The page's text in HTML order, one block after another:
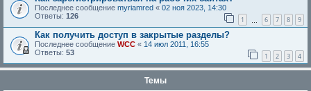
Последнее сообщение myriamred « 02 ноя 2023, 14:30
Ответы: 126 1 6 7 8 9
Как получить доступ в закрытые разделы?
Последнее сообщение WCC « 14 июл 2011, 16:55
Ответы: 53 1 2 3 4
Темы